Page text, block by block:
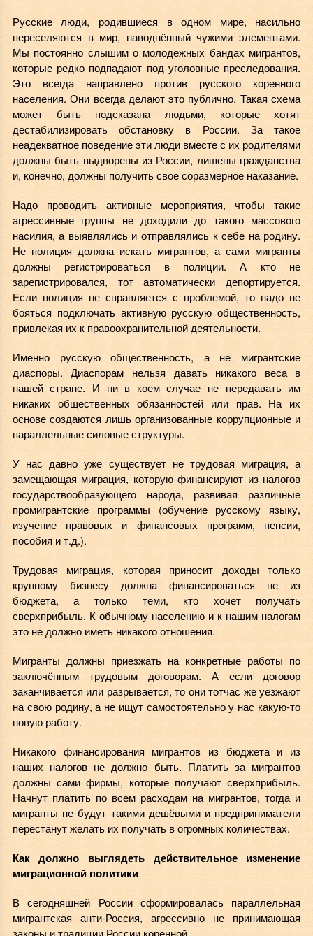
Русские люди, родившиеся в одном мире, насильно
переселяются в мир, наводнённый чужими элементами.
Мы постоянно слышим о молодежных бандах мигрантов,
которые редко подпадают под уголовные преследования.
Это всегда направлено против русского коренного
населения. Они всегда делают это публично. Такая схема
может быть подсказана людьми, которые хотят
дестабилизировать обстановку в России. За такое
неадекватное поведение эти люди вместе с их родителями
должны быть выдворены из России, лишены гражданства
и, конечно, должны получить свое соразмерное наказание.
Надо проводить активные мероприятия, чтобы такие
агрессивные группы не доходили до такого массового
насилия, а выявлялись и отправлялись к себе на родину.
Не полиция должна искать мигрантов, а сами мигранты
должны регистрироваться в полиции. А кто не
зарегистрировался, тот автоматически депортируется.
Если полиция не справляется с проблемой, то надо не
бояться подключать активную русскую общественность,
привлекая их к правоохранительной деятельности.
Именно русскую общественность, а не мигрантские
диаспоры. Диаспорам нельзя давать никакого веса в
нашей стране. И ни в коем случае не передавать им
никаких общественных обязанностей или прав. На их
основе создаются лишь организованные коррупционные и
параллельные силовые структуры.
У нас давно уже существует не трудовая миграция, а
замещающая миграция, которую финансируют из налогов
государствообразующего народа, развивая различные
промигрантские программы (обучение русскому языку,
изучение правовых и финансовых программ, пенсии,
пособия и т.д.).
Трудовая миграция, которая приносит доходы только
крупному бизнесу должна финансироваться не из
бюджета, а только теми, кто хочет получать
сверхприбыль. К обычному населению и к нашим налогам
это не должно иметь никакого отношения.
Мигранты должны приезжать на конкретные работы по
заключённым трудовым договорам. А если договор
заканчивается или разрывается, то они тотчас же уезжают
на свою родину, а не ищут самостоятельно у нас какую-то
новую работу.
Никакого финансирования мигрантов из бюджета и из
наших налогов не должно быть. Платить за мигрантов
должны сами фирмы, которые получают сверхприбыль.
Начнут платить по всем расходам на мигрантов, тогда и
мигранты не будут такими дешёвыми и предприниматели
перестанут желать их получать в огромных количествах.
Как должно выглядеть действительное изменение
миграционной политики
В сегодняшней России сформировалась параллельная
мигрантская анти-Россия, агрессивно не принимающая
законы и традиции России коренной.